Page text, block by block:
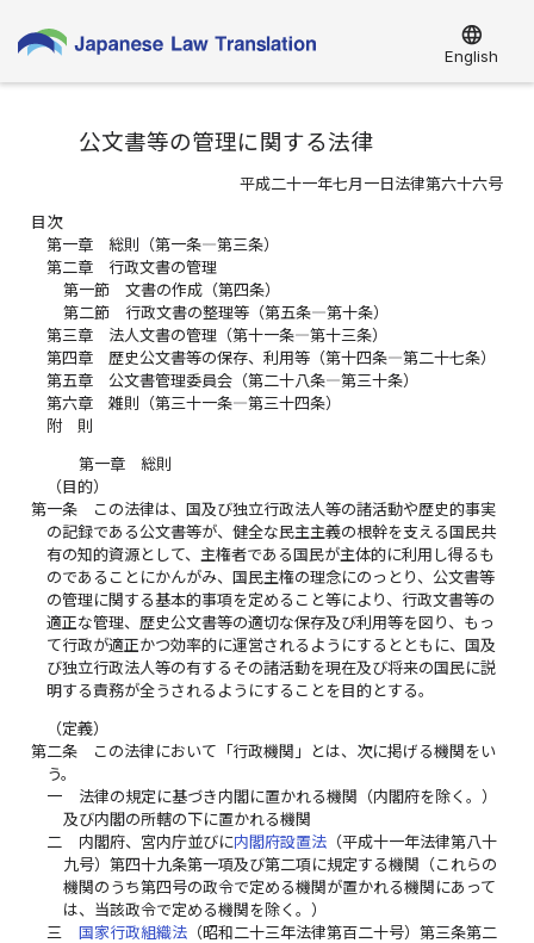
language
English
公文書等の管理に関する法律
平成二十一年七月一日法律第六十六号
目次
第一章 総則（第一条―第三条）
第二章 行政文書の管理
第一節 文書の作成（第四条）
第二節 行政文書の整理等（第五条―第十条）
第三章 法人文書の管理（第十一条―第十三条）
第四章 歴史公文書等の保存、利用等（第十四条―第二十七条）
第五章 公文書管理委員会（第二十八条―第三十条）
第六章 雑則（第三十一条―第三十四条）
附 則
第一章 総則
（目的）
第一条
この法律は、国及び独立行政法人等の諸活動や歴史的事実
の記録である公文書等が、健全な民主主義の根幹を支える国民共
有の知的資源として、主権者である国民が主体的に利用し得るも
のであることにかんがみ、国民主権の理念にのっとり、公文書等
の管理に関する基本的事項を定めること等により、行政文書等の
適正な管理、歴史公文書等の適切な保存及び利用等を図り、もっ
て行政が適正かつ効率的に運営されるようにするとともに、国及
び独立行政法人等の有するその諸活動を現在及び将来の国民に説
明する責務が全うされるようにすることを目的とする。
（定義）
第二条
この法律において「行政機関」とは、次に掲げる機関をい
う。
一
法律の規定に基づき内閣に置かれる機関（内閣府を除く。）
及び内閣の所轄の下に置かれる機関
二
内閣府、宮内庁並びに内閣府設置法（平成十一年法律第八十
九号）第四十九条第一項及び第二項に規定する機関（これらの
機関のうち第四号の政令で定める機関が置かれる機関にあって
は、当該政令で定める機関を除く。）
三
国家行政組織法（昭和二十三年法律第百二十号）第三条第二